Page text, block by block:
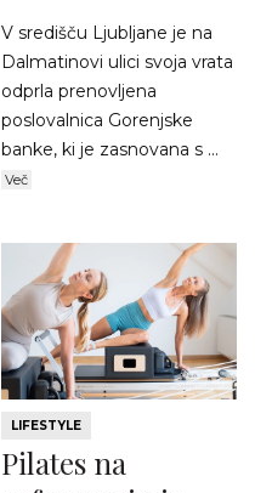
V središču Ljubljane je na
Dalmatinovi ulici svoja vrata
odprla prenovljena
poslovalnica Gorenjske
banke, ki je zasnovana s ...
Več
LIFESTYLE
Pilates na